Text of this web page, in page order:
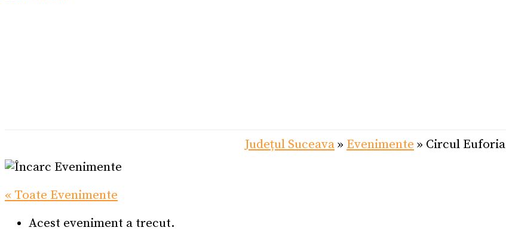
Județul Suceava» Evenimente » Circul Euforia
« Toate Evenimente
Acest eveniment a trecut.